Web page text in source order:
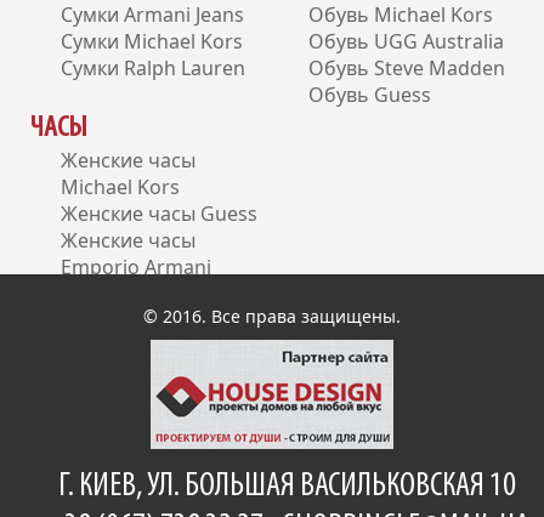
Сумки Armani Jeans
Сумки Michael Kors
Сумки Ralph Lauren
Обувь Michael Kors
Обувь UGG Australia
Обувь Steve Madden
Обувь Guess
ЧАСЫ
Женские часы
Michael Kors
Женские часы Guess
Женские часы
Emporio Armani
© 2016. Все права защищены.
Г. КИЕВ, УЛ. БОЛЬШАЯ ВАСИЛЬКОВСКАЯ 10